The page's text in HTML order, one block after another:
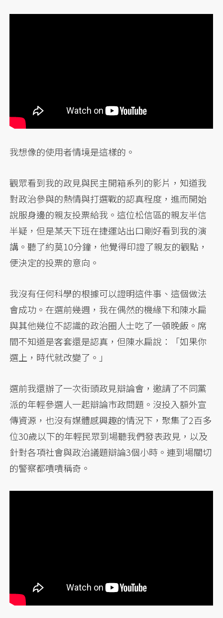
我想像的使用者情境是這樣的。
觀眾看到我的政見與民主開箱系列的影片，知道我
對政治參與的熱情與打選戰的認真程度，進而開始
說服身邊的親友投票給我。這位松信區的親友半信
半疑，但是某天下班在捷運站出口剛好看到我的演
講。聽了約莫10分鐘，他覺得印證了親友的觀點，
便決定的投票的意向。
我沒有任何科學的根據可以證明這件事、這個做法
會成功。在選前幾週，我在偶然的機緣下和陳水扁
與其他幾位不認識的政治圈人士吃了一頓晚飯。席
間不知道是客套還是認真，但陳水扁說：「如果你
選上，時代就改變了。」
選前我還辦了一次街頭政見辯論會，邀請了不同黨
派的年輕參選人一起辯論市政問題。沒投入額外宣
傳資源，也沒有媒體感興趣的情況下，聚集了2百多
位30歲以下的年輕民眾到場聽我們發表政見，以及
針對各項社會與政治議題辯論3個小時。連到場關切
的警察都嘖嘖稱奇。